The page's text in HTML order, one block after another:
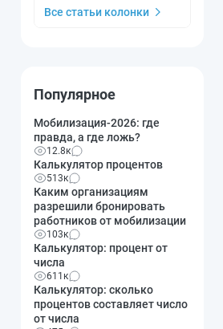
Все статьи колонки
Популярное
Мобилизация-2026: где
правда, а где ложь?
12.8к
Калькулятор процентов
513к
Каким организациям
разрешили бронировать
работников от мобилизации
103к
Калькулятор: процент от
числа
611к
Калькулятор: сколько
процентов составляет число
от числа